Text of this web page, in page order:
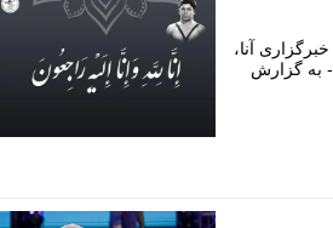
آنا،
- به گزارش